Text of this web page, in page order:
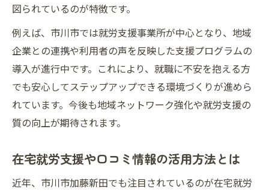
図られているのが特徴です。
例えば、市川市では就労支援事業所が中心となり、地域
企業との連携や利用者の声を反映した支援プログラムの
導入が進行中です。これにより、就職に不安を抱える方
でも安心してステップアップできる環境づくりが進めら
れています。今後も地域ネットワーク強化や就労支援の
質の向上が期待されます。
在宅就労支援や口コミ情報の活用方法とは
近年、市川市加藤新田でも注目されているのが在宅就労